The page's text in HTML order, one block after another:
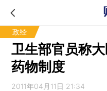
政经
卫生部官员称
药物制度
2011年04月11日 21:34